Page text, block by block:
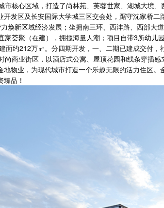
核心区域，打造了尚林苑、芙蓉世家、湖城大境、
开发区及长安国际大学城三区交会处，踞守沈家桥
焕新区域经济发展； 坐拥南三环、西沣路、西部大
家荟聚（在建），拥揽海量人潮；项目自带3所幼儿
面约212万㎡。分四期开发，一、二期已建成交付
商业街区，以酒店式公寓、屋顶花园和线条穿插感
物业，为现代城市打造一个乐趣无限的活力住区。
品！